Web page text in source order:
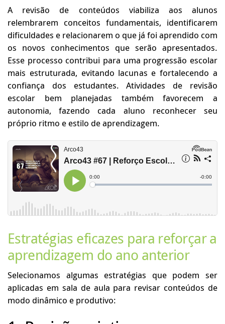
A revisão de conteúdos viabiliza aos alunos
relembrarem conceitos fundamentais, identificarem
dificuldades e relacionarem o que já foi aprendido com
os novos conhecimentos que serão apresentados.
Esse processo contribui para uma progressão escolar
mais estruturada, evitando lacunas e fortalecendo a
confiança dos estudantes. Atividades de revisão
escolar bem planejadas também favorecem a
autonomia, fazendo cada aluno reconhecer seu
próprio ritmo e estilo de aprendizagem.
Estratégias eficazes para reforçar a
aprendizagem do ano anterior
Selecionamos algumas estratégias que podem ser
aplicadas em sala de aula para revisar conteúdos de
modo dinâmico e produtivo: